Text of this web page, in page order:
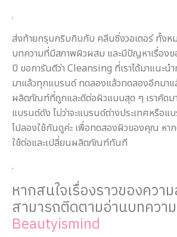
.
ส่งท้ายกรุบกริบกิบกับ คลีนซิ่งวอเตอร์ ทั้งห
บทความที่มีสภาพผิวผสม และมีปัญหาเรื่อง
ปี ขอการันตีว่า Cleansing ที่เราได้มาแนะน
มาแล้วทุกแบรนด์ ทดลองแล้วทดลองอีกมาแ
ผลิตภัณฑ์ที่ถูกและดีต่อผิวแบบสุด ๆ เราคัด
แบรนด์ดัง ไม่ว่าจะแบรนด์ต่างประเทศหรือ
ไปลองใช้กันดูค่ะ เพื่อทดสองผิวของคุณ หา
ใช้ต่อและเปลี่ยนผลิตภัณฑ์ทันที
.
หากสนใจเรื่องราวของควา
สามารถติดตามอ่านบทความ
Beautyismind